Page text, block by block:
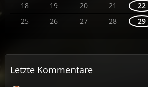
18
19 20 21 22
25
26 27 28 29
Letzte Kommentare